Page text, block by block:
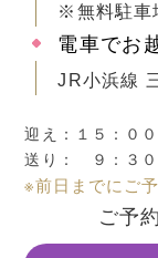
※無料駐車
電車でお
JR小浜線
迎え：１５：０
送り： ９：３
※前日までにご
ご予